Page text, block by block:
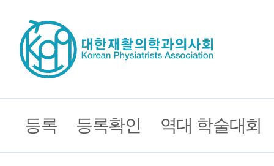
등록 등록확인 역대 학술대회